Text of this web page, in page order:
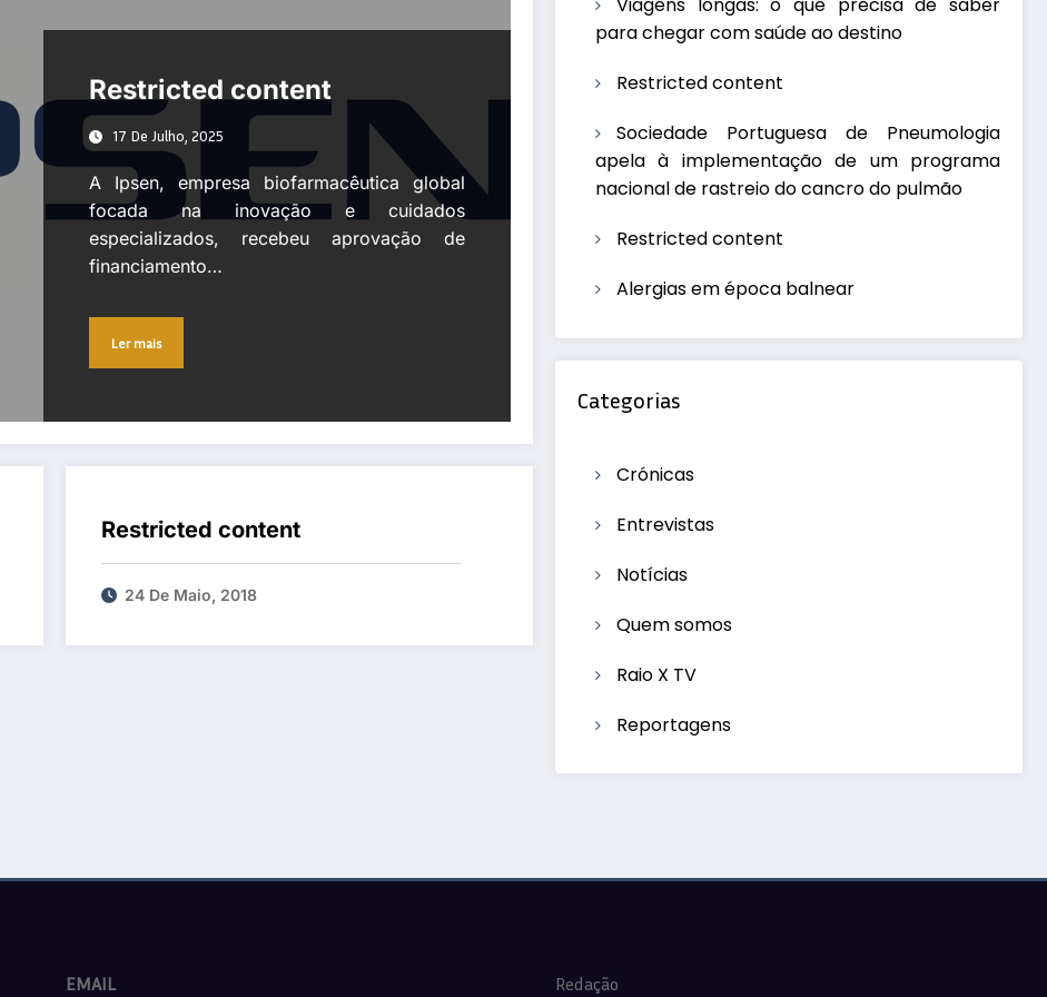
Restricted content
17 De Julho, 2025
A Ipsen, empresa biofarmacêutica global
focada na inovação e cuidados
especializados, recebeu aprovação de
financiamento…
Ler mais
Restricted content
24 De Maio, 2018
Viagens longas: o que precisa de saber
para chegar com saúde ao destino
Restricted content
Sociedade Portuguesa de Pneumologia
apela à implementação de um programa
nacional de rastreio do cancro do pulmão
Restricted content
Alergias em época balnear
Categorias
Crónicas
Entrevistas
Notícias
Quem somos
Raio X TV
Reportagens
EMAIL Redação